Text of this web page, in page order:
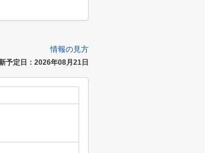
情報の見方
予定日：2026年08月21日